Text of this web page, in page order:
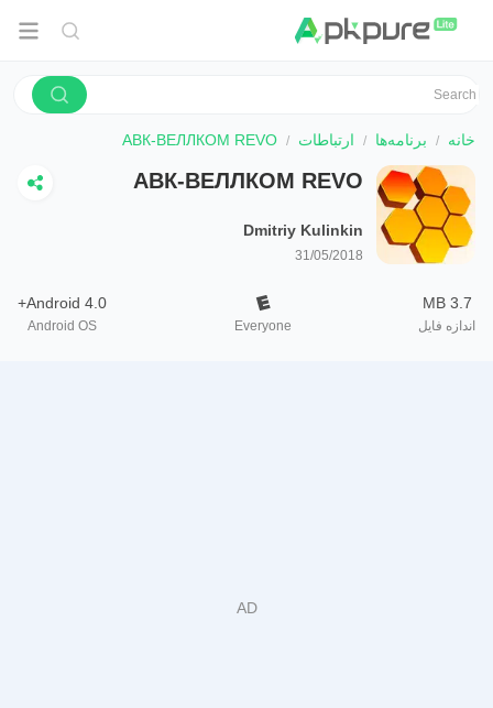
خانه برنامه‌ها ارتباطات АВК-ВЕЛЛКОМ REVO
АВК-ВЕЛЛКОМ REVO
Dmitriy Kulinkin
31/05/2018
3.7 MB
اندازه فایل Everyone
Android 4.0+
Android OS